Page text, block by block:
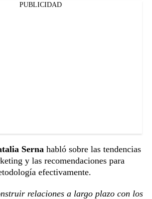
PUBLICIDAD
Serna habló sobre las tendencias
y las recomendaciones para
efectivamente.
relaciones a largo plazo con los